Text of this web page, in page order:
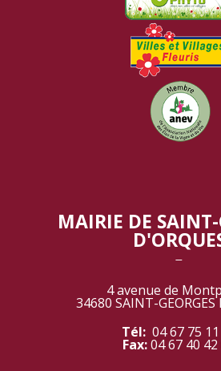
MAIRIE DE SAINT-
‾
4 avenue de
34680 SAINT-GEORGES
Tél: 04 67 75
Fax:04 67 40 42